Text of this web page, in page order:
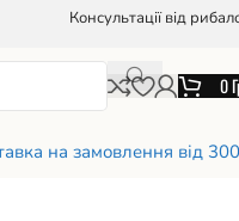
Консультації від
0
на замовлення від